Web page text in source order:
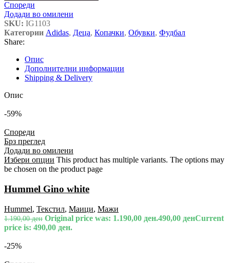
Спореди
Додади во омилени
SKU: IG1103
Категории Adidas, Деца, Копачки, Обувки, Фудбал
Share:
Опис
Дополнителни информации
Shipping & Delivery
Опис
-59%
Спореди
Брз преглед
Додади во омилени
Избери опции This product has multiple variants. The options may
be chosen on the product page
Hummel Gino white
Hummel, Текстил, Маици, Мажи
1.190,00ден Original price was: 1.190,00 ден.490,00 денCurrent
price is: 490,00 ден.
-25%